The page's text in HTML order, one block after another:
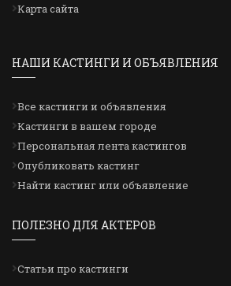
Карта сайта
НАШИ КАСТИНГИ И ОБЪЯВЛЕНИЯ
Все кастинги и объявления
Кастинги в вашем городе
Персональная лента кастингов
Опубликовать кастинг
Найти кастинг или объявление
ПОЛЕЗНО ДЛЯ АКТЕРОВ
Статьи про кастинги